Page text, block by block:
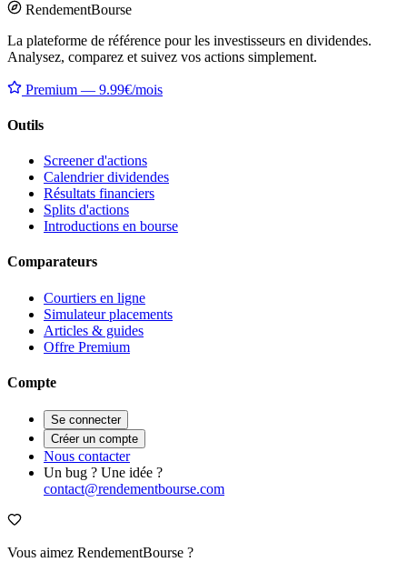
RendementBourse
La plateforme de référence pour les investisseurs en dividendes.
Analysez, comparez et suivez vos actions simplement.
Premium — 9.99€/mois
Outils
Screener d'actions
Calendrier dividendes
Résultats financiers
Splits d'actions
Introductions en bourse
Comparateurs
Courtiers en ligne
Simulateur placements
Articles & guides
Offre Premium
Compte
Se connecter
Créer un compte
Nous contacter
Un bug ? Une idée ?
contact@rendementbourse.com
Vous aimez RendementBourse ?